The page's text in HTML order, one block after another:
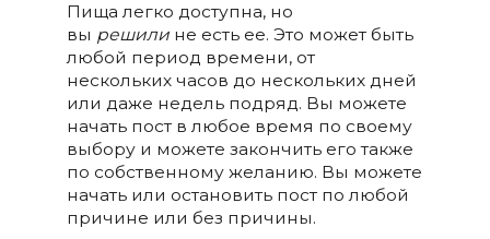
Пища легко доступна, но
вы решилине есть ее. Это может быть
любой период времени, от
нескольких часов до нескольких дней
или даже недель подряд. Вы можете
начать пост в любое время по своему
выбору и можете закончить его также
по собственному желанию. Вы можете
начать или остановить пост по любой
причине или без причины.